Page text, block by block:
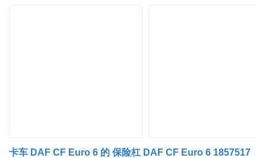
卡车 DAF CF Euro 6 的 保险杠 DAF CF Euro 6 1857517